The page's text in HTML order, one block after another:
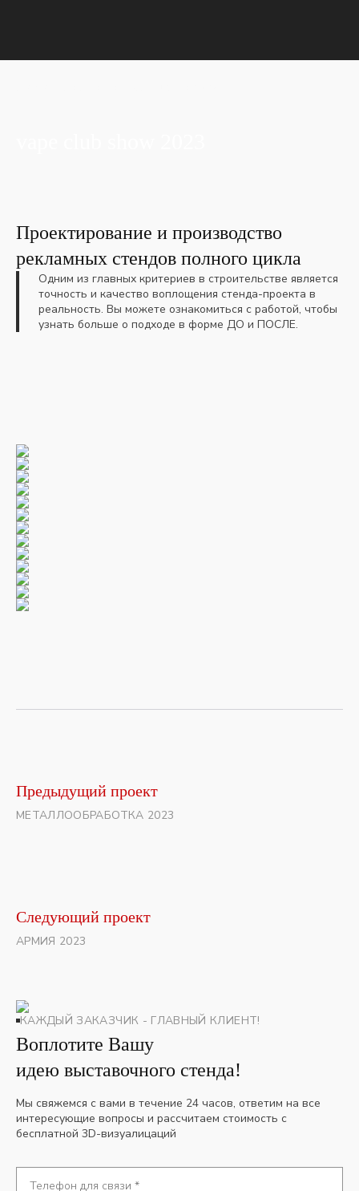
Проектирование и производство
рекламных стендов полного цикла
Одним из главных критериев в строительстве является
точность и качество воплощения стенда-проекта в
реальность. Вы можете ознакомиться с работой, чтобы
узнать больше о подходе в форме ДО и ПОСЛЕ.
Предыдущий проект
МЕТАЛЛООБРАБОТКА 2023
Следующий проект
АРМИЯ 2023
КАЖДЫЙ ЗАКАЗЧИК - ГЛАВНЫЙ КЛИЕНТ!
Воплотите Вашу
идею выставочного стенда!
Мы свяжемся с вами в течение 24 часов, ответим на все
интересующие вопросы и рассчитаем стоимость с
бесплатной 3D-визуалицаций